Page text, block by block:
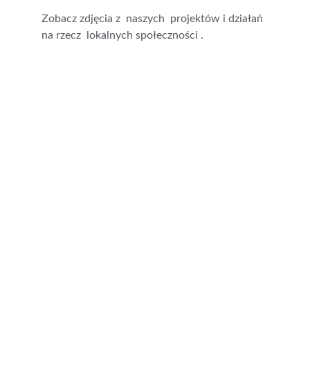
Zobacz zdjęcia z  naszych  projektów i działań
na rzecz  lokalnych społeczności .